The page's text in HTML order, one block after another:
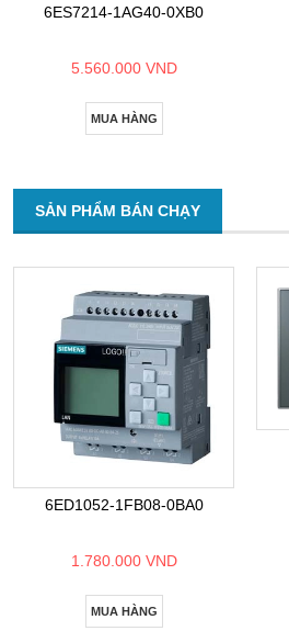
6ES7214-1AG40-0XB0
5.560.000 VND
MUA HÀNG
SẢN PHẨM BÁN CHẠY
6ED1052-1FB08-0BA0
1.780.000 VND
MUA HÀNG